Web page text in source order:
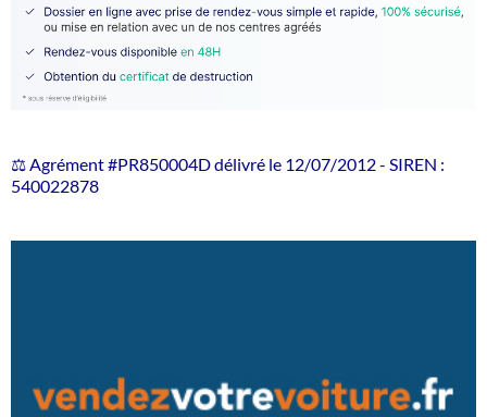
⚖️ Agrément #PR850004D délivré le 12/07/2012 - SIREN :
540022878